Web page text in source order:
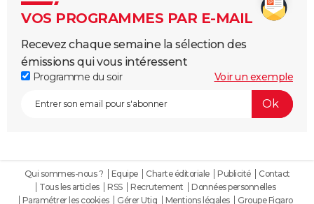
VOS PROGRAMMES PAR E-MAIL
Recevez chaque semaine la sélection des
émissions qui vous intéressent
Programme du soir Voir un exemple
Qui sommes-nous ? Equipe Charte éditoriale Publicité
Contact
Tous les articles
RSS Recrutement
Données personnelles
Paramétrer les cookies
Gérer Utiq Mentions légales
Groupe Figaro